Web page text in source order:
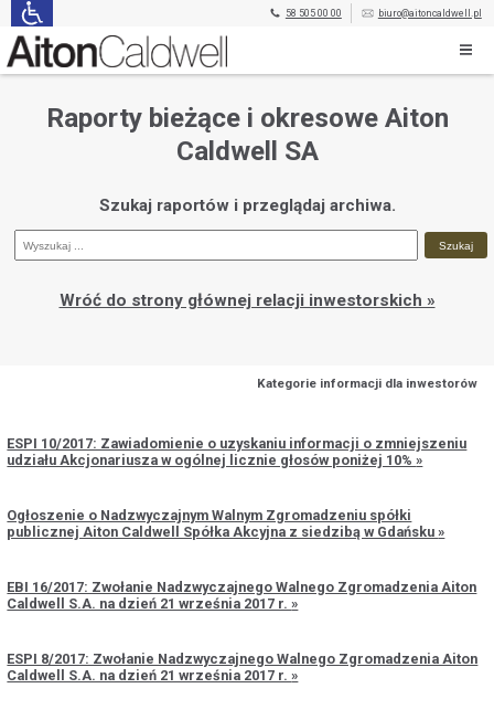
58 505 00 00 biuro@aitoncaldwell.pl
Raporty bieżące i okresowe Aiton
Caldwell SA
Szukaj raportów i przeglądaj archiwa.
Wróć do strony głównej relacji inwestorskich »
Kategorie informacji dla inwestorów
ESPI 10/2017: Zawiadomienie o uzyskaniu informacji o zmniejszeniu
udziału Akcjonariusza w ogólnej licznie głosów poniżej 10%
Ogłoszenie o Nadzwyczajnym Walnym Zgromadzeniu spółki
publicznej Aiton Caldwell Spółka Akcyjna z siedzibą w Gdańsku
EBI 16/2017: Zwołanie Nadzwyczajnego Walnego Zgromadzenia Aiton
Caldwell S.A. na dzień 21 września 2017 r.
ESPI 8/2017: Zwołanie Nadzwyczajnego Walnego Zgromadzenia Aiton
Caldwell S.A. na dzień 21 września 2017 r.